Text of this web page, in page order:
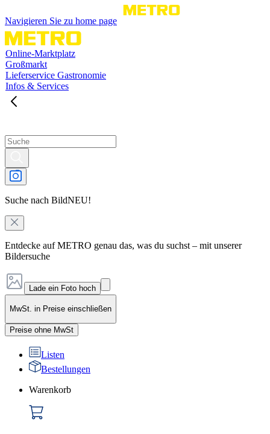
Navigieren Sie zu home page
Online-Marktplatz
Großmarkt
Lieferservice Gastronomie
Infos & Services
Suche nach BildNEU!
Entdecke auf METRO genau das, was du suchst – mit unserer
Bildersuche
Lade ein Foto hoch
MwSt. in Preise einschließen
Preise ohne MwSt
Listen
Bestellungen
Warenkorb